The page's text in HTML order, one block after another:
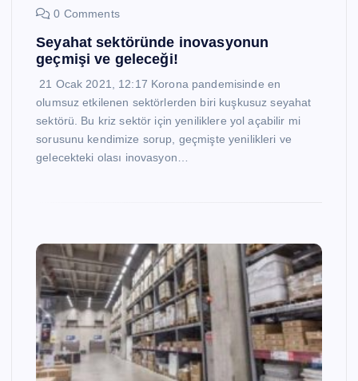
0 Comments
Seyahat sektöründe inovasyonun
geçmişi ve geleceği!
21 Ocak 2021, 12:17 Korona pandemisinde en
olumsuz etkilenen sektörlerden biri kuşkusuz seyahat
sektörü. Bu kriz sektör için yeniliklere yol açabilir mi
sorusunu kendimize sorup, geçmişte yenilikleri ve
gelecekteki olası inovasyon…